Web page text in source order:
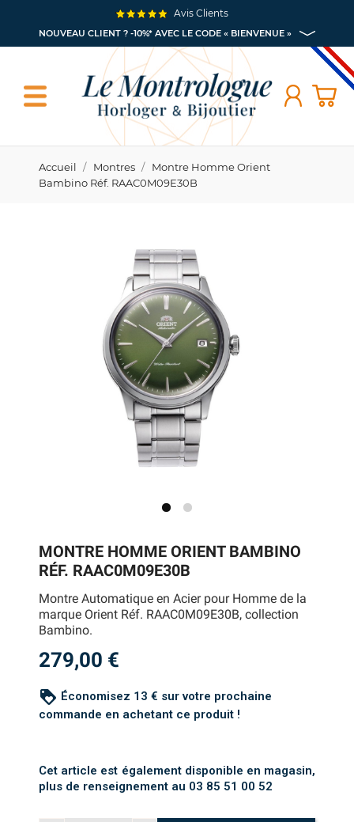
NOUVEAU CLIENT ? -10%* AVEC LE CODE « BIENVENUE »
Avis Clients
Accueil Montres
Montre Homme Orient
Bambino Réf. RAAC0M09E30B
MONTRE HOMME ORIENT BAMBINO
RÉF. RAAC0M09E30B
Montre Automatique en Acier pour Homme de la
marque Orient Réf. RAAC0M09E30B, collection
Bambino.
279,00 €
loyalty Économisez 13 € sur votre prochaine
commande en achetant ce produit !
Cet article est également disponible en magasin,
plus de renseignement au 03 85 51 00 52